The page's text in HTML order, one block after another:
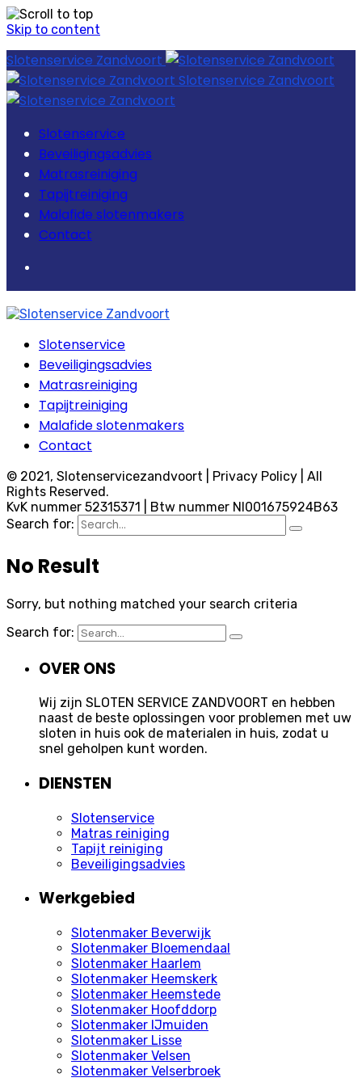
Skip to content
Slotenservice Zandvoort
Slotenservice Zandvoort
Slotenservice
Beveiligingsadvies
Matrasreiniging
Tapijtreiniging
Malafide slotenmakers
Contact
Slotenservice
Beveiligingsadvies
Matrasreiniging
Tapijtreiniging
Malafide slotenmakers
Contact
© 2021, Slotenservicezandvoort | Privacy Policy | All
Rights Reserved.
KvK nummer 52315371 | Btw nummer Nl001675924B63
Search for:
No Result
Sorry, but nothing matched your search criteria
Search for:
OVER ONS
Wij zijn SLOTEN SERVICE ZANDVOORT en hebben
naast de beste oplossingen voor problemen met uw
sloten in huis ook de materialen in huis, zodat u
snel geholpen kunt worden.
DIENSTEN
Slotenservice
Matras reiniging
Tapijt reiniging
Beveiligingsadvies
Werkgebied
Slotenmaker Beverwijk
Slotenmaker Bloemendaal
Slotenmaker Haarlem
Slotenmaker Heemskerk
Slotenmaker Heemstede
Slotenmaker Hoofddorp
Slotenmaker IJmuiden
Slotenmaker Lisse
Slotenmaker Velsen
Slotenmaker Velserbroek